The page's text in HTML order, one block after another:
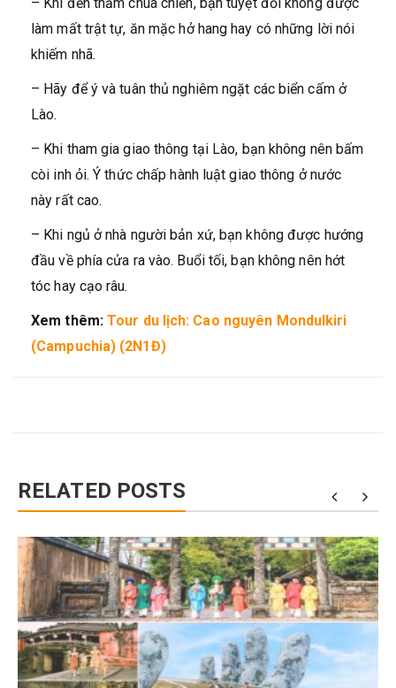
– Khi đến thăm chùa chiền, bạn tuyệt đối không được
làm mất trật tự, ăn mặc hở hang hay có những lời nói
khiếm nhã.
– Hãy để ý và tuân thủ nghiêm ngặt các biển cấm ở
Lào.
– Khi tham gia giao thông tại Lào, bạn không nên bấm
còi inh ỏi. Ý thức chấp hành luật giao thông ở nước
này rất cao.
– Khi ngủ ở nhà người bản xứ, bạn không được hướng
đầu về phía cửa ra vào. Buổi tối, bạn không nên hớt
tóc hay cạo râu.
Xem thêm: Tour du lịch: Cao nguyên Mondulkiri
(Campuchia) (2N1Đ)
RELATED POSTS